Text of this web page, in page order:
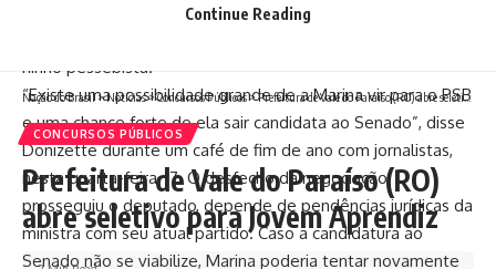
Ambiente, disputariam o Senado. França é do PSB, Haddad
ninho pessebista.
“Existe uma possibilidade grande de a Marina vir para o PSB
e uma chance forte de ela sair candidata ao Senado”, disse
Donizette durante um café de fim de ano com jornalistas,
nesta quarta-feira, 17. O desfecho da negociação,
prosseguiu o deputado, depende de pendências jurídicas da
ministra com seu atual partido. Caso a candidatura ao
Senado não se viabilize, Marina poderia tentar novamente
Continue Reading
Nação do Brasil>Notícias>Concursos Públicos>Prefeitura de Vale do Paraíso (RO) abre seletivo para Jovem Aprendiz
CONCURSOS PÚBLICOS
Prefeitura de Vale do Paraíso (RO)
abre seletivo para Jovem Aprendiz